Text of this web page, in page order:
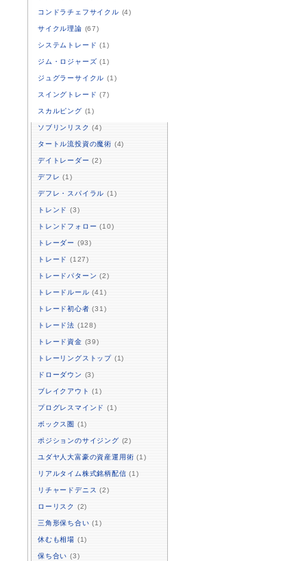
コンドラチェフサイクル (4)
サイクル理論 (67)
システムトレード (1)
ジム・ロジャーズ (1)
ジュグラーサイクル (1)
スイングトレード (7)
スカルピング (1)
ソブリンリスク (4)
タートル流投資の魔術 (4)
デイトレーダー (2)
デフレ (1)
デフレ・スパイラル (1)
トレンド (3)
トレンドフォロー (10)
トレーダー (93)
トレード (127)
トレードパターン (2)
トレードルール (41)
トレード初心者 (31)
トレード法 (128)
トレード資金 (39)
トレーリングストップ (1)
ドローダウン (3)
ブレイクアウト (1)
プログレスマインド (1)
ボックス圏 (1)
ポジションのサイジング (2)
ユダヤ人大富豪の資産運用術 (1)
リアルタイム株式銘柄配信 (1)
リチャードデニス (2)
ローリスク (2)
三角形保ち合い (1)
休むも相場 (1)
保ち合い (3)